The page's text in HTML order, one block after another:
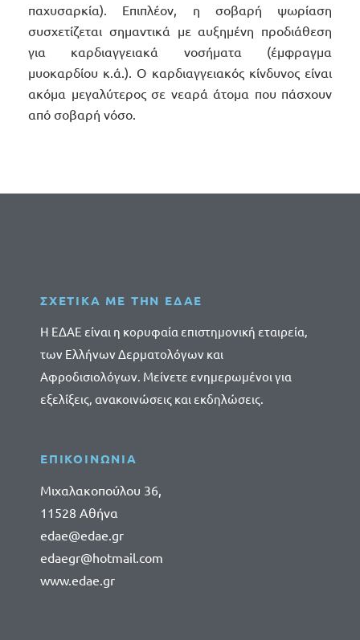
παχυσαρκία). Επιπλέον, η σοβαρή ψωρίαση
συσχετίζεται σημαντικά με αυξημένη προδιάθεση
για καρδιαγγειακά νοσήματα (έμφραγμα
μυοκαρδίου κ.ά.). Ο καρδιαγγειακός κίνδυνος είναι
ακόμα μεγαλύτερος σε νεαρά άτομα που πάσχουν
από σοβαρή νόσο.
ΣΧΕΤΙΚΑ ΜΕ ΤΗΝ ΕΔΑΕ
Η ΕΔΑΕ είναι η κορυφαία επιστημονική εταιρεία,
των Ελλήνων Δερματολόγων και
Αφροδισιολόγων. Μείνετε ενημερωμένοι για
εξελίξεις, ανακοινώσεις και εκδηλώσεις.
ΕΠΙΚΟΙΝΩΝΙΑ
Μιχαλακοπούλου 36,
11528 Αθήνα
edae@edae.gr
edaegr@hotmail.com
www.edae.gr